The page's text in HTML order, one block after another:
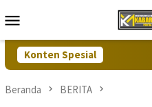
ke
Mobile
Konten Spesial
Beranda BERITA